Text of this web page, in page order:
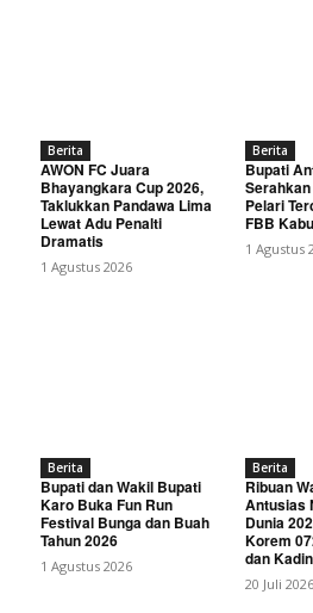
Berita
AWON FC Juara
Bhayangkara Cup 2026,
Taklukkan Pandawa Lima
Lewat Adu Penalti
Dramatis
1 Agustus 2026
Berita
Bupati
Pelari
FBB
1 Agustus
Berita
Bupati dan Wakil Bupati
Karo Buka Fun Run
Festival Bunga dan Buah
Tahun 2026
1 Agustus 2026
Berita
Ribuan
Antusias
Dunia
Korem
dan
20 Juli 2026